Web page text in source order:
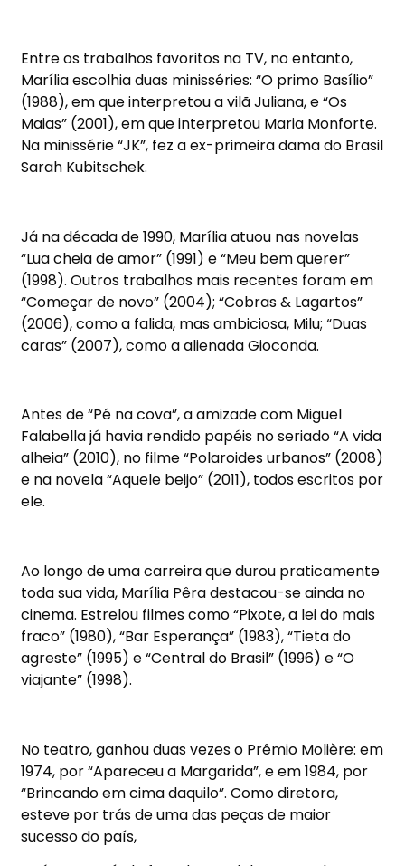
Entre os trabalhos favoritos na TV, no entanto,
Marília escolhia duas minisséries: “O primo Basílio”
(1988), em que interpretou a vilã Juliana, e “Os
Maias” (2001), em que interpretou Maria Monforte.
Na minissérie “JK”, fez a ex-primeira dama do Brasil
Sarah Kubitschek.
Já na década de 1990, Marília atuou nas novelas
“Lua cheia de amor” (1991) e “Meu bem querer”
(1998). Outros trabalhos mais recentes foram em
“Começar de novo” (2004); “Cobras & Lagartos”
(2006), como a falida, mas ambiciosa, Milu; “Duas
caras” (2007), como a alienada Gioconda.
Antes de “Pé na cova”, a amizade com Miguel
Falabella já havia rendido papéis no seriado “A vida
alheia” (2010), no filme “Polaroides urbanos” (2008)
e na novela “Aquele beijo” (2011), todos escritos por
ele.
Ao longo de uma carreira que durou praticamente
toda sua vida, Marília Pêra destacou-se ainda no
cinema. Estrelou filmes como “Pixote, a lei do mais
fraco” (1980), “Bar Esperança” (1983), “Tieta do
agreste” (1995) e “Central do Brasil” (1996) e “O
viajante” (1998).
No teatro, ganhou duas vezes o Prêmio Molière: em
1974, por “Apareceu a Margarida”, e em 1984, por
“Brincando em cima daquilo”. Como diretora,
esteve por trás de uma das peças de maior
sucesso do país,